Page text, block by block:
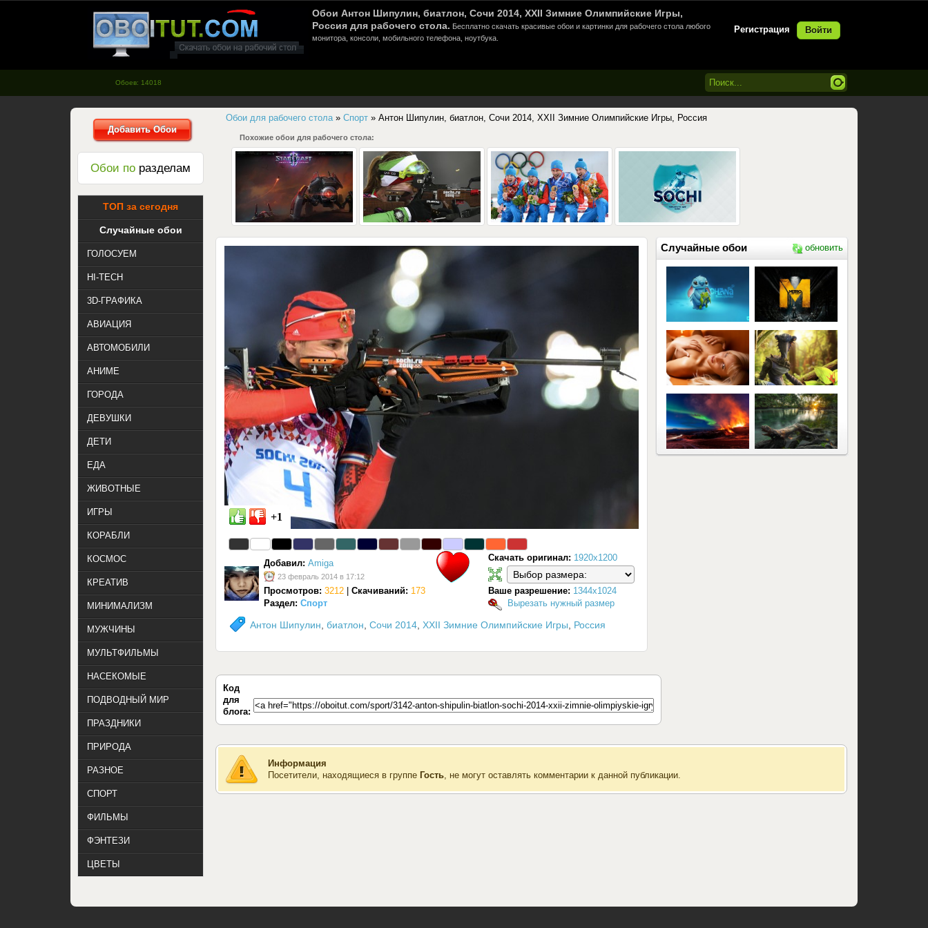
oboitut.com - Обои для рабочего
стола
Регистрация Войти
Обои Антон Шипулин, биатлон, Сочи 2014, XXII Зимние Олимпийские Игры,
Россия для рабочего стола. Бесплатно скачать красивые обои и картинки для рабочего стола любого
монитора, консоли, мобильного телефона, ноутбука.
Обоев: 14018
Обои для рабочего стола» Спорт » Антон Шипулин, биатлон, Сочи 2014, XXII Зимние Олимпийские Игры, Россия
Похожие обои для рабочего стола:
Антон Шипулин биатлон Сочи 2014 XXII Зимние Олимпийские Игры Россия
Добавил: Amiga
23 февраль 2014 в 17:12
Просмотров: 3212 Скачиваний: 173
+1
Скачать оригинал: 1920x1200
Ваше разрешение: 1344x1024
Вырезать нужный размер
Раздел: Спорт
Случайные обои обновить
Код
для
блога:
Информация
Посетители, находящиеся в группе Гость, не могут оставлять комментарии к данной публикации.
Добавить Обои
Обои по разделам
ТОП за сегодня
Случайные обои
ГОЛОСУЕМ
HI-TECH
3D-ГРАФИКА
АВИАЦИЯ
АВТОМОБИЛИ
АНИМЕ
ГОРОДА
ДЕВУШКИ
ДЕТИ
ЕДА
ЖИВОТНЫЕ
ИГРЫ
КОРАБЛИ
КОСМОС
КРЕАТИВ
МИНИМАЛИЗМ
МУЖЧИНЫ
МУЛЬТФИЛЬМЫ
НАСЕКОМЫЕ
ПОДВОДНЫЙ МИР
ПРАЗДНИКИ
ПРИРОДА
РАЗНОЕ
СПОРТ
ФИЛЬМЫ
ФЭНТЕЗИ
ЦВЕТЫ